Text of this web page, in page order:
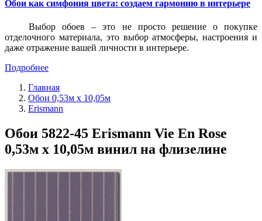
Обои как симфония цвета: создаем гармонию в интерьере
Выбор обоев – это не просто решение о покупке
отделочного материала, это выбор атмосферы, настроения и
даже отражение вашей личности в интерьере.
Подробнее
Главная
Обои 0,53м x 10,05м
Erismann
Обои 5822-45 Erismann Vie En Rose
0,53м x 10,05м винил на флизелине